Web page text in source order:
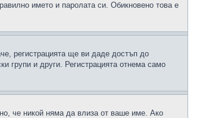
името и паролата си. Обикновено това е
регистрацията ще ви даде достъп до
групи и други. Регистрацията отнема само
че никой няма да влиза от ваше име. Ако